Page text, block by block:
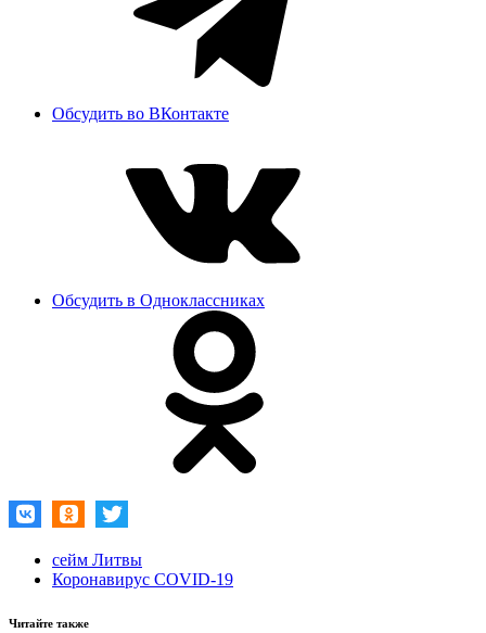
Обсудить во ВКонтакте
Обсудить в Одноклассниках
сейм Литвы
Коронавирус COVID-19
Читайте также